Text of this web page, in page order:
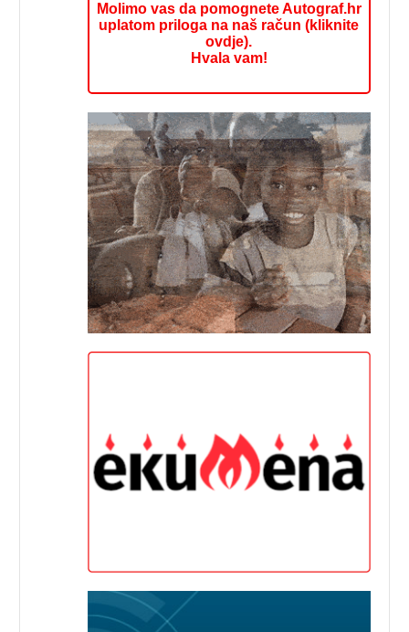
Molimo vas da pomognete Autograf.hr
uplatom priloga na naš račun (kliknite
ovdje).
Hvala vam!